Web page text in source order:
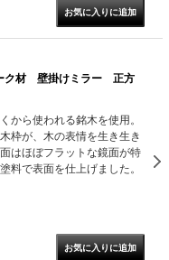
材 壁掛けミラー 正方
から使われる銘木を使用。
枠が、木の表情を生き生き
はほぼフラットな鏡面が特
料で表面を仕上げました。